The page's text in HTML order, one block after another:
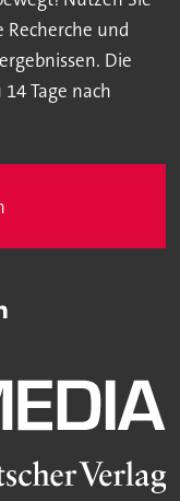
und
Die
Tage nach